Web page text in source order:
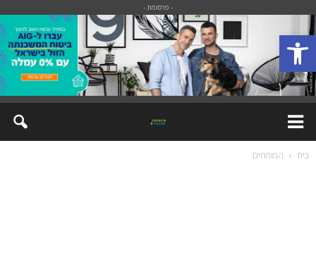
פתח סרגל נגישות
- פרסומת -
בית המומחים